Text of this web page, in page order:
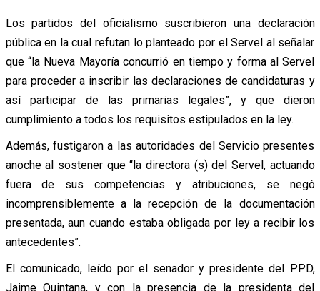
Los partidos del oficialismo suscribieron una declaración
pública en la cual refutan lo planteado por el Servel al señalar
que “la Nueva Mayoría concurrió en tiempo y forma al Servel
para proceder a inscribir las declaraciones de candidaturas y
así participar de las primarias legales”, y que dieron
cumplimiento a todos los requisitos estipulados en la ley.
Además, fustigaron a las autoridades del Servicio presentes
anoche al sostener que “la directora (s) del Servel, actuando
fuera de sus competencias y atribuciones, se negó
incomprensiblemente a la recepción de la documentación
presentada, aun cuando estaba obligada por ley a recibir los
antecedentes”.
El comunicado, leído por el senador y presidente del PPD,
Jaime Quintana, y con la presencia de la presidenta del